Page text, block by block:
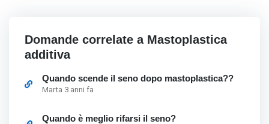
Domande correlate a Mastoplastica
additiva
Quando scende il seno dopo mastoplastica??
Marta 3 anni fa
Quando è meglio rifarsi il seno?